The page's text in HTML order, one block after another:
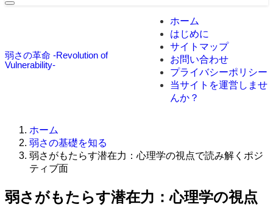
弱さの革命 -Revolution of
Vulnerability-
ホーム
はじめに
サイトマップ
お問い合わせ
プライバシーポリシー
当サイトを運営しませ
んか？
ホーム
弱さの基礎を知る
弱さがもたらす潜在力：心理学の視点で読み解くポジ
ティブ面
弱さがもたらす潜在力：心理学の視点